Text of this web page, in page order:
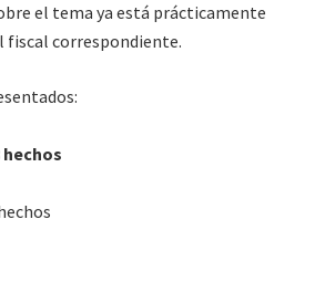
el tema ya está prácticamente
fiscal correspondiente.